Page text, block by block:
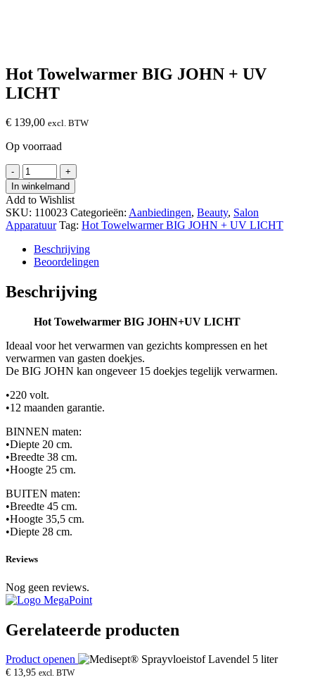
Hot Towelwarmer BIG JOHN + UV
LICHT
€ 139,00 excl. BTW
Op voorraad
-
Hot
Towelwarmer
BIG
JOHN
+
UV
LICHT
hoeveelheid
+
In winkelmand
Add to Wishlist
SKU: 110023 Categorieën: Aanbiedingen, Beauty, Salon
Apparatuur Tag: Hot Towelwarmer BIG JOHN + UV LICHT
Beschrijving
Beoordelingen
Beschrijving
Hot Towelwarmer BIG JOHN+UV LICHT
Ideaal voor het verwarmen van gezichts kompressen en het
verwarmen van gasten doekjes.
De BIG JOHN kan ongeveer 15 doekjes tegelijk verwarmen.
•220 volt.
•12 maanden garantie.
BINNEN maten:
•Diepte 20 cm.
•Breedte 38 cm.
•Hoogte 25 cm.
BUITEN maten:
•Breedte 45 cm.
•Hoogte 35,5 cm.
•Diepte 28 cm.
Reviews
Nog geen reviews.
Gerelateerde producten
Product openen
€ 13,95 excl. BTW